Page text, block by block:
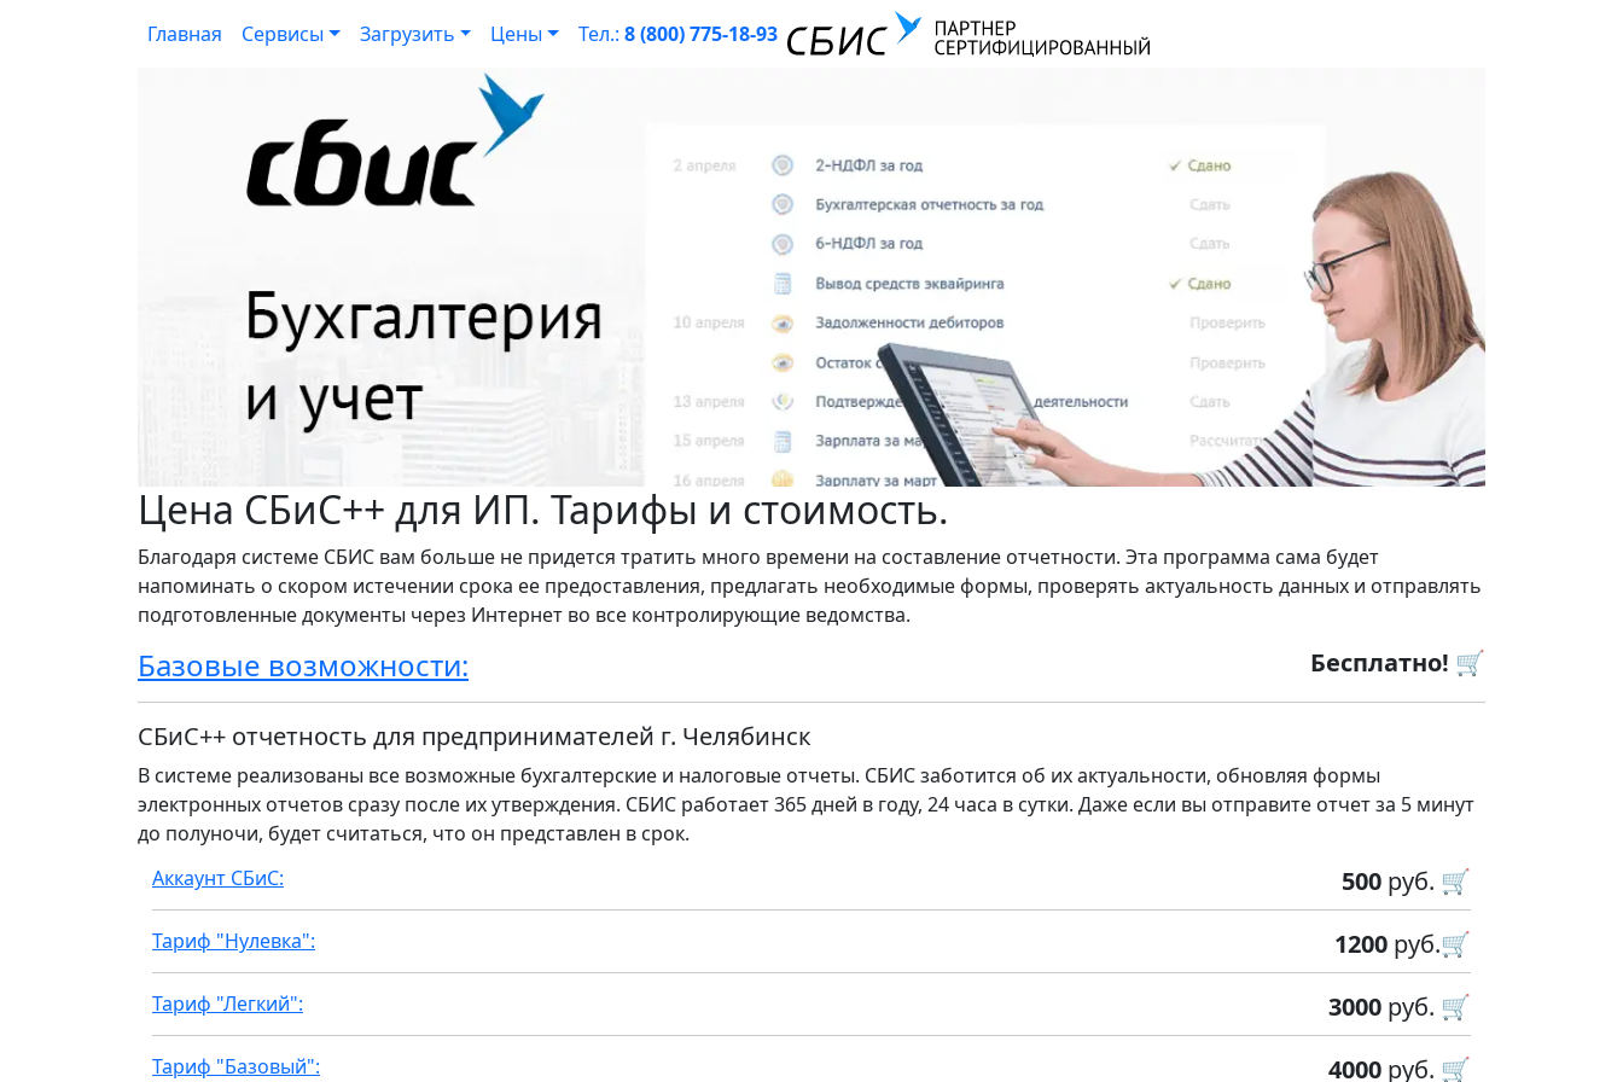
Главная Сервисы Загрузить Цены Тел.:8 (800) 775-18-93
Цена СБиС++ для ИП. Тарифы и стоимость.
Благодаря системе СБИС вам больше не придется тратить много времени на составление отчетности. Эта программа сама будет
напоминать о скором истечении срока ее предоставления, предлагать необходимые формы, проверять актуальность данных и отправлять
подготовленные документы через Интернет во все контролирующие ведомства.
Бесплатно! 🛒
Базовые возможности:
СБиС++ отчетность для предпринимателей г. Челябинск
В системе реализованы все возможные бухгалтерские и налоговые отчеты. СБИС заботится об их актуальности, обновляя формы
электронных отчетов сразу после их утверждения. СБИС работает 365 дней в году, 24 часа в сутки. Даже если вы отправите отчет за 5 минут
до полуночи, будет считаться, что он представлен в срок.
500 руб. 🛒
Аккаунт СБиС:
1200 руб.🛒
Тариф "Нулевка":
3000 руб. 🛒
Тариф "Легкий":
4000 руб. 🛒
Тариф "Базовый":